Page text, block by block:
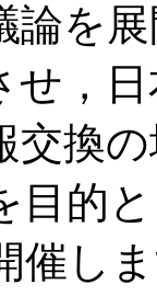
論を
せ，
交換
目的
催し